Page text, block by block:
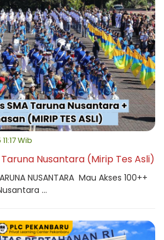
Wib
Taruna Nusantara (Mirip Tes Asli)
NUSANTARA Mau Akses 100++
...